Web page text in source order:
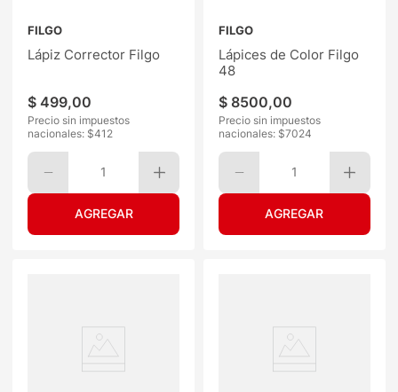
FILGO
Lápiz Corrector Filgo
$ 499,00
Precio sin impuestos
nacionales: $412
1
FILGO
Lápices de Color Filgo
48
$ 8500,00
Precio sin impuestos
nacionales: $7024
1